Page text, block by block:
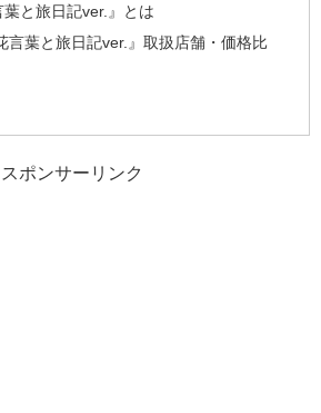
葉と旅日記ver.』とは
言葉と旅日記ver.』取扱店舗・価格比
スポンサーリンク